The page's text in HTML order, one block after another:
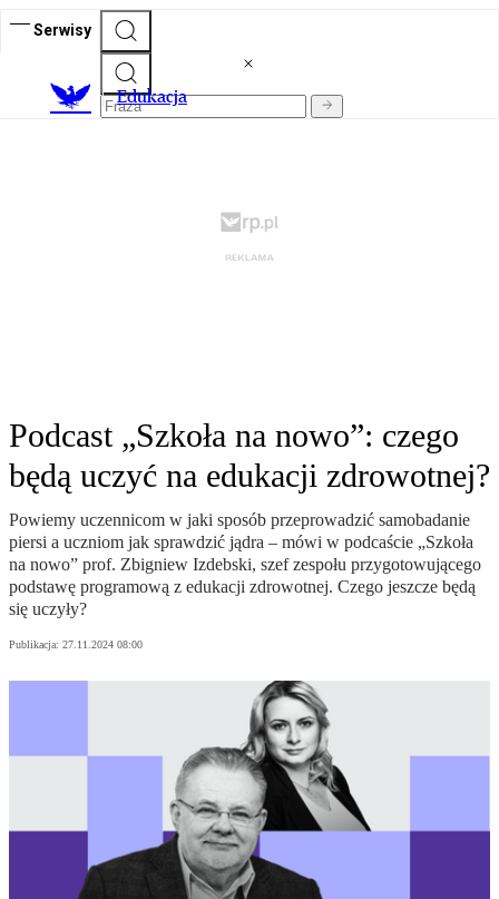
Serwisy
Edukacja
Podcast „Szkoła na nowo”: czego
będą uczyć na edukacji zdrowotnej?
Powiemy uczennicom w jaki sposób przeprowadzić samobadanie
piersi a uczniom jak sprawdzić jądra – mówi w podcaście „Szkoła
na nowo” prof. Zbigniew Izdebski, szef zespołu przygotowującego
podstawę programową z edukacji zdrowotnej. Czego jeszcze będą
się uczyły?
Publikacja: 27.11.2024 08:00